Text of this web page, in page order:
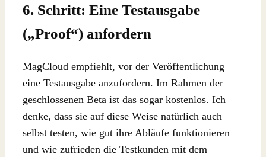
6. Schritt: Eine Testausgabe
(„Proof“) anfordern
MagCloud empfiehlt, vor der Veröffentlichung
eine Testausgabe anzufordern. Im Rahmen der
geschlossenen Beta ist das sogar kostenlos. Ich
denke, dass sie auf diese Weise natürlich auch
selbst testen, wie gut ihre Abläufe funktionieren
und wie zufrieden die Testkunden mit dem